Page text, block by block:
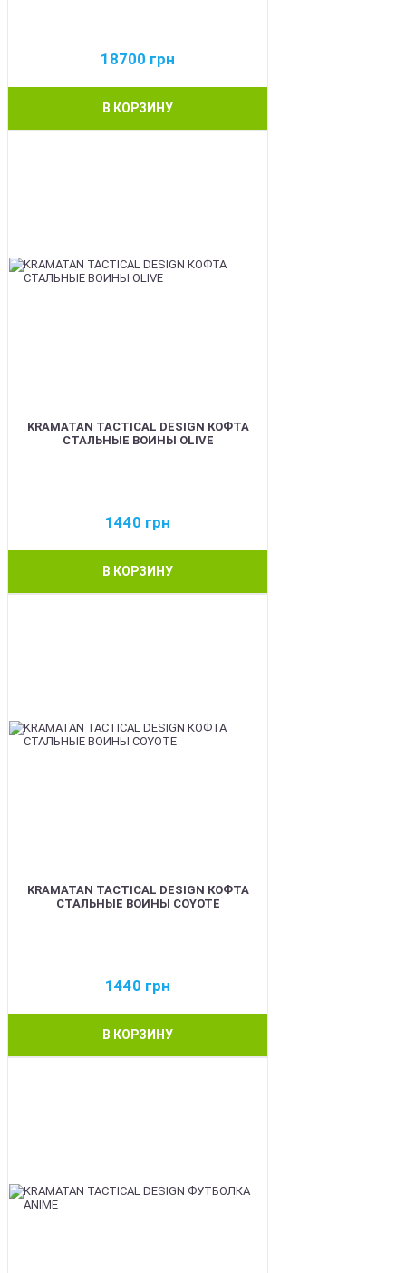
18700 грн
В КОРЗИНУ
KRAMATAN TACTICAL DESIGN КОФТА
СТАЛЬНЫЕ ВОИНЫ OLIVE
1440 грн
В КОРЗИНУ
KRAMATAN TACTICAL DESIGN КОФТА
СТАЛЬНЫЕ ВОИНЫ COYOTE
1440 грн
В КОРЗИНУ